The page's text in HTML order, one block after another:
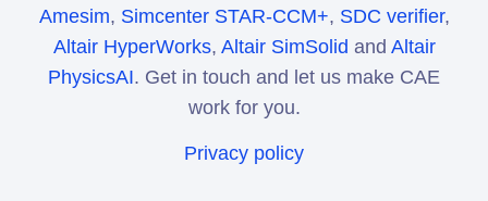
Amesim, Simcenter STAR-CCM+, SDC verifier,
Altair HyperWorks, Altair SimSolid and Altair
PhysicsAI. Get in touch and let us make CAE
work for you.
Privacy policy